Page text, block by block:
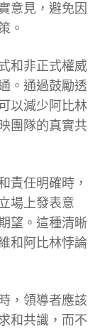
意見，避免因
。
和非正式權威
。通過鼓勵透
以減少阿比林
團隊的真實共
責任明確時，
場上發表意
望。這種清晰
和阿比林悖論
，領導者應該
和共識，而不